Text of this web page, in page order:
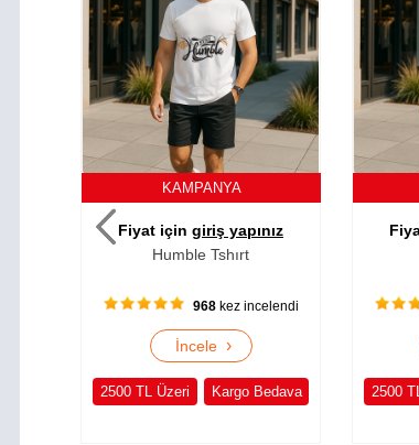
KAMPANYA
Fiyat için giriş yapınız
Humble Tshırt
968kez incelendi
İncele ›
2500 TL Üzeri Kargo Bedava 2500